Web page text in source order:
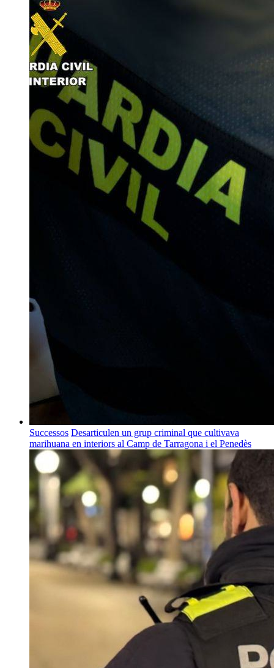
Successos Desarticulen un grup criminal que cultivava
marihuana en interiors al Camp de Tarragona i el Penedès